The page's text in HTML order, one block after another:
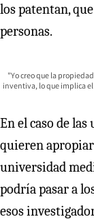
los patentan,
personas.
"Yo creo que la
inventiva, lo que implica
En el caso de
quieren
universidad
podría pasar a
esos